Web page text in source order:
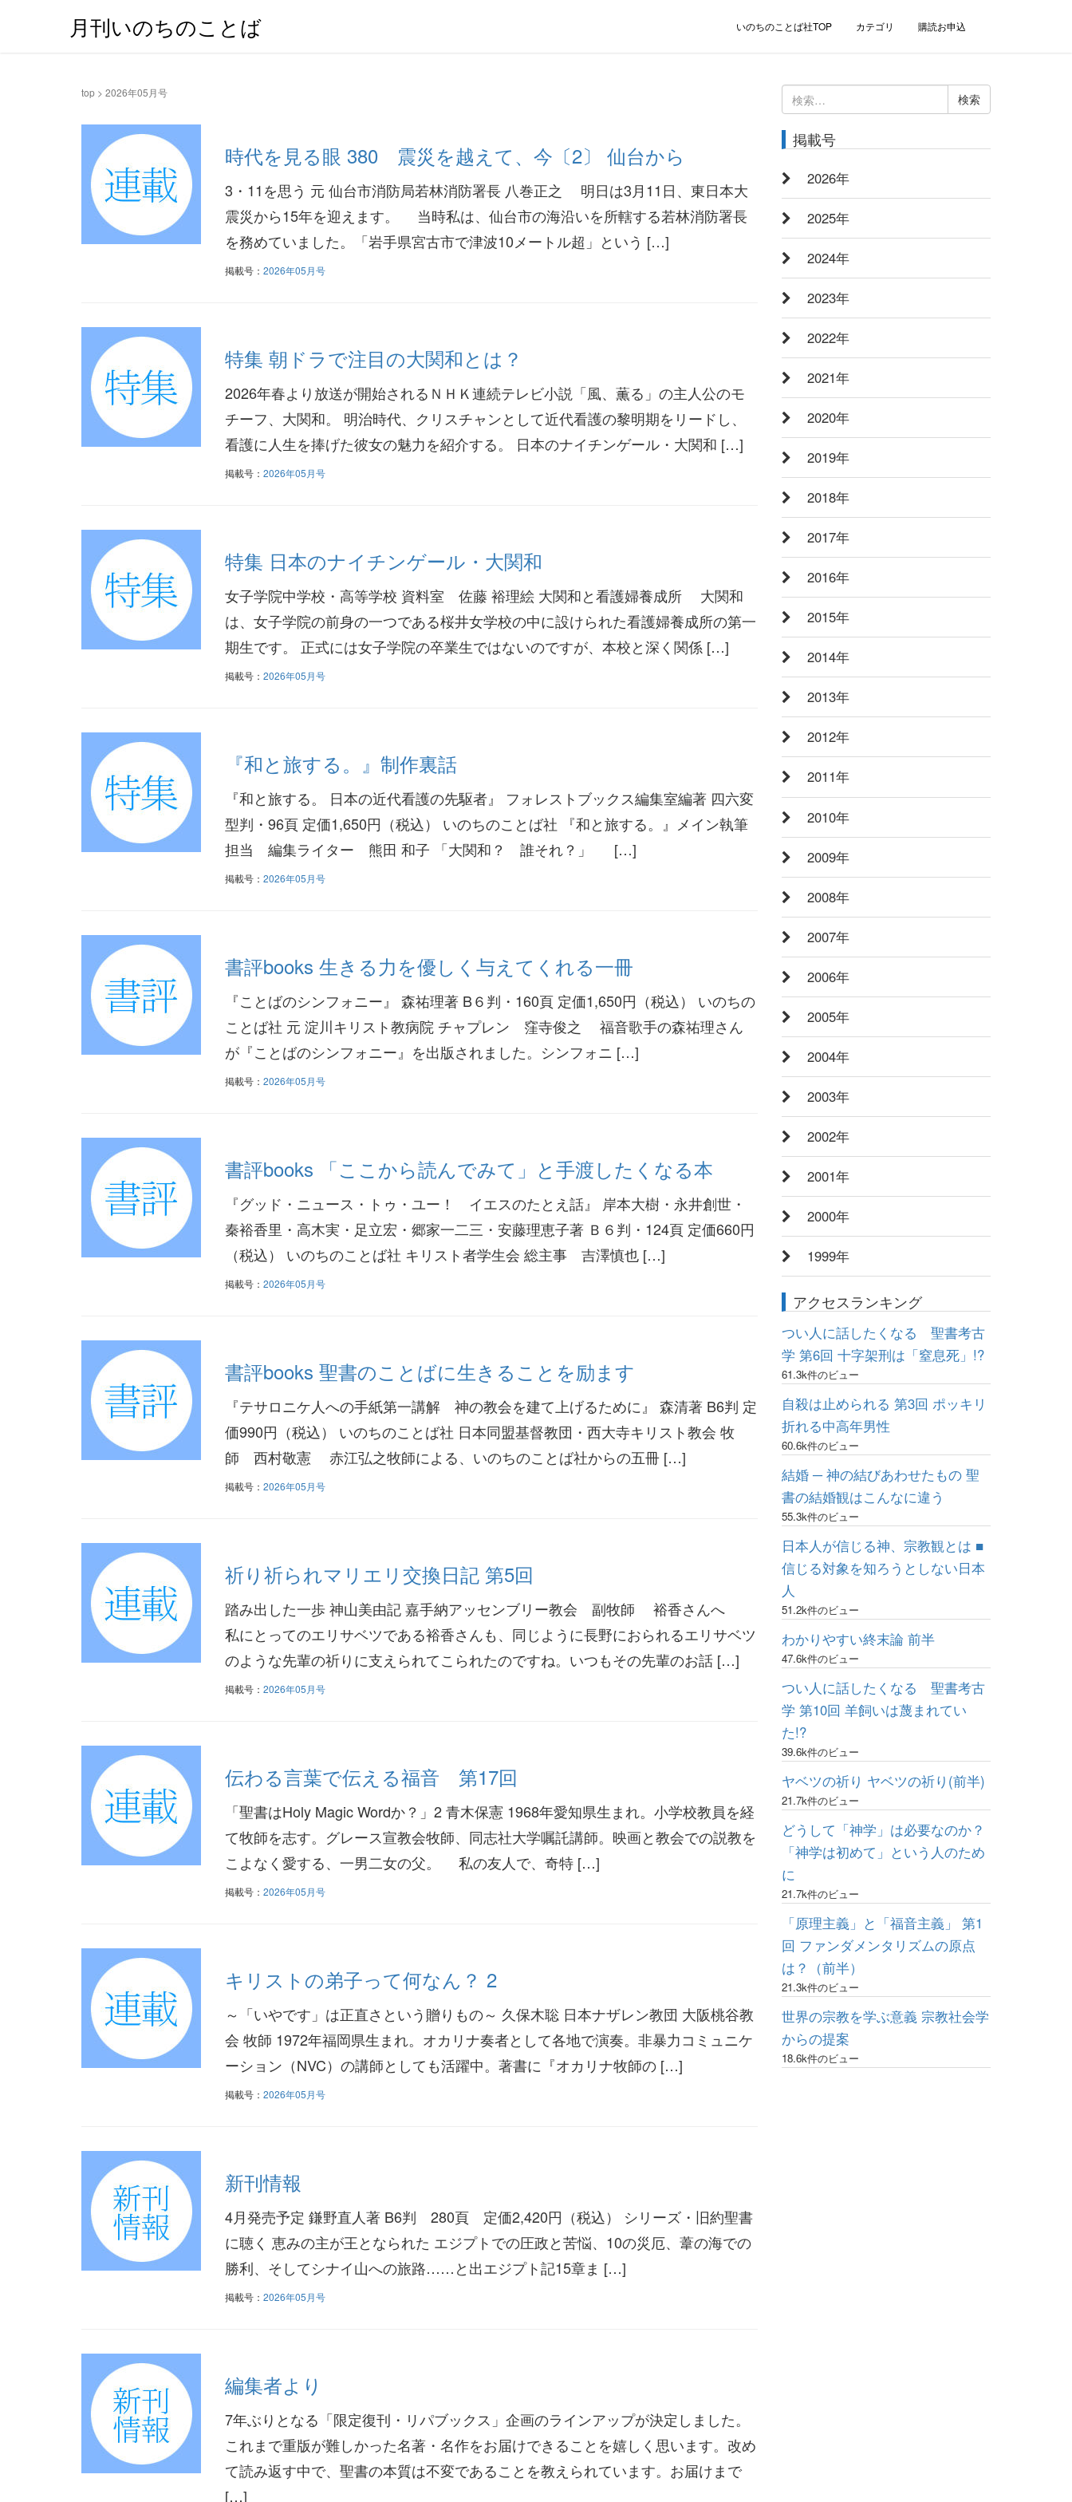
月刊いのちのことば いのちのことば社TOP カテゴリ 購読お申込
top > 2026年05月号
時代を見る眼 380 震災を越えて、今〔2〕 仙台から
3・11を思う 元 仙台市消防局若林消防署長 八巻正之 明日は3月11日、東日本大
震災から15年を迎えます。 当時私は、仙台市の海沿いを所轄する若林消防署長
を務めていました。「岩手県宮古市で津波10メートル超」という […]
掲載号： 2026年05月号
特集 朝ドラで注目の大関和とは？
2026年春より放送が開始されるＮＨＫ連続テレビ小説「風、薫る」の主人公のモ
チーフ、大関和。 明治時代、クリスチャンとして近代看護の黎明期をリードし、
看護に人生を捧げた彼女の魅力を紹介する。 日本のナイチンゲール・大関和 […]
掲載号： 2026年05月号
特集 日本のナイチンゲール・大関和
女子学院中学校・高等学校 資料室 佐藤 裕理絵 大関和と看護婦養成所 大関和
は、女子学院の前身の一つである桜井女学校の中に設けられた看護婦養成所の第一
期生です。 正式には女子学院の卒業生ではないのですが、本校と深く関係 […]
掲載号： 2026年05月号
『和と旅する。』制作裏話
『和と旅する。 日本の近代看護の先駆者』 フォレストブックス編集室編著 四六変
型判・96頁 定価1,650円（税込） いのちのことば社 『和と旅する。』メイン執筆
担当 編集ライター 熊田 和子 「大関和？ 誰それ？」 […]
掲載号： 2026年05月号
書評books 生きる力を優しく与えてくれる一冊
『ことばのシンフォニー』 森祐理著 B６判・160頁 定価1,650円（税込） いのちの
ことば社 元 淀川キリスト教病院 チャプレン 窪寺俊之 福音歌手の森祐理さん
が『ことばのシンフォニー』を出版されました。シンフォニ […]
掲載号： 2026年05月号
書評books 「ここから読んでみて」と手渡したくなる本
『グッド・ニュース・トゥ・ユー！ イエスのたとえ話』 岸本大樹・永井創世・
秦裕香里・高木実・足立宏・郷家一二三・安藤理恵子著 Ｂ６判・124頁 定価660円
（税込） いのちのことば社 キリスト者学生会 総主事 吉澤慎也 […]
掲載号： 2026年05月号
書評books 聖書のことばに生きることを励ます
『テサロニケ人への手紙第一講解 神の教会を建て上げるために』 森清著 B6判 定
価990円（税込） いのちのことば社 日本同盟基督教団・西大寺キリスト教会 牧
師 西村敬憲 赤江弘之牧師による、いのちのことば社からの五冊 […]
掲載号： 2026年05月号
祈り祈られマリエリ交換日記 第5回
踏み出した一歩 神山美由記 嘉手納アッセンブリー教会 副牧師 裕香さんへ
私にとってのエリサベツである裕香さんも、同じように長野におられるエリサベツ
のような先輩の祈りに支えられてこられたのですね。いつもその先輩のお話 […]
掲載号： 2026年05月号
伝わる言葉で伝える福音 第17回
「聖書はHoly Magic Wordか？」2 青木保憲 1968年愛知県生まれ。小学校教員を経
て牧師を志す。グレース宣教会牧師、同志社大学嘱託講師。映画と教会での説教を
こよなく愛する、一男二女の父。 私の友人で、奇特 […]
掲載号： 2026年05月号
キリストの弟子って何なん？ 2
～「いやです」は正直さという贈りもの～ 久保木聡 日本ナザレン教団 大阪桃谷教
会 牧師 1972年福岡県生まれ。オカリナ奏者として各地で演奏。非暴力コミュニケ
ーション（NVC）の講師としても活躍中。著書に『オカリナ牧師の […]
掲載号： 2026年05月号
新刊情報
4月発売予定 鎌野直人著 B6判 280頁 定価2,420円（税込） シリーズ・旧約聖書
に聴く 恵みの主が王となられた エジプトでの圧政と苦悩、10の災厄、葦の海での
勝利、そしてシナイ山への旅路……と出エジプト記15章ま […]
掲載号： 2026年05月号
編集者より
7年ぶりとなる「限定復刊・リパブックス」企画のラインアップが決定しました。
これまで重版が難しかった名著・名作をお届けできることを嬉しく思います。改め
て読み返す中で、聖書の本質は不変であることを教えられています。お届けまで
[…]
検
索:
掲載号
2026年
2025年
2024年
2023年
2022年
2021年
2020年
2019年
2018年
2017年
2016年
2015年
2014年
2013年
2012年
2011年
2010年
2009年
2008年
2007年
2006年
2005年
2004年
2003年
2002年
2001年
2000年
1999年
アクセスランキング
つい人に話したくなる 聖書考古
学 第6回 十字架刑は「窒息死」!?
61.3k件のビュー
自殺は止められる 第3回 ポッキリ
折れる中高年男性
60.6k件のビュー
結婚 ─ 神の結びあわせたもの 聖
書の結婚観はこんなに違う
55.3k件のビュー
日本人が信じる神、宗教観とは ■
信じる対象を知ろうとしない日本
人
51.2k件のビュー
わかりやすい終末論 前半
47.6k件のビュー
つい人に話したくなる 聖書考古
学 第10回 羊飼いは蔑まれてい
た!?
39.6k件のビュー
ヤベツの祈り ヤベツの祈り(前半)
21.7k件のビュー
どうして「神学」は必要なのか？
「神学は初めて」という人のため
に
21.7k件のビュー
「原理主義」と「福音主義」 第1
回 ファンダメンタリズムの原点
は？（前半）
21.3k件のビュー
世界の宗教を学ぶ意義 宗教社会学
からの提案
18.6k件のビュー